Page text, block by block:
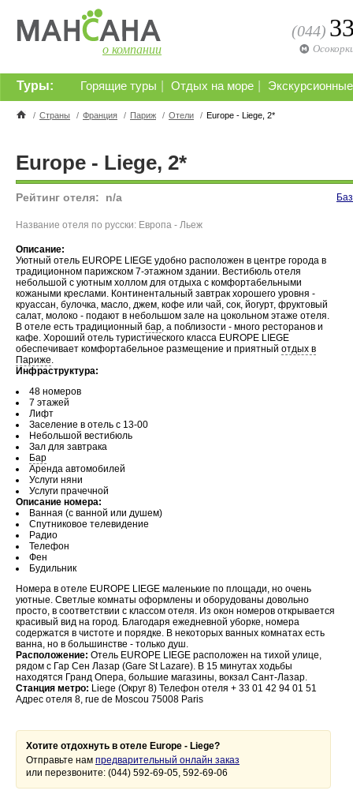
о компании
(044)
Горящие туры Отдых на море
Туры:
/ Страны / Франция / Париж / Отели / Europe - Liege, 2*
Europe - Liege, 2*
Рейтинг отеля: n/a
Название отеля по русски: Европа - Льеж
Описание:
Уютный отель EUROPE LIEGE удобно расположен в центре города в
традиционном парижском 7-этажном здании. Вестибюль отеля
небольшой с уютным холлом для отдыха с комфортабельными
кожаными креслами. Континентальный завтрак хорошего уровня -
круассан, булочка, масло, джем, кофе или чай, сок, йогурт, фруктовый
салат, молоко - подают в небольшом зале на цокольном этаже отеля.
В отеле есть традиционный бар, а поблизости - много ресторанов и
кафе. Хороший отель туристического класса EUROPE LIEGE
обеспечивает комфортабельное размещение и приятный отдых в
Париже.
Инфраструктура:
48 номеров
7 этажей
Лифт
Заселение в отель с 13-00
Небольшой вестибюль
Зал для завтрака
Бар
Аренда автомобилей
Услуги няни
Услуги прачечной
Описание номера:
Ванная (с ванной или душем)
Спутниковое телевидение
Радио
Телефон
Фен
Будильник
Номера в отеле EUROPE LIEGE маленькие по площади, но очень
уютные. Светлые комнаты оформлены и оборудованы довольно
просто, в соответствии с классом отеля. Из окон номеров открывается
красивый вид на город. Благодаря ежедневной уборке, номера
содержатся в чистоте и порядке. В некоторых ванных комнатах есть
ванна, но в большинстве - только душ.
Расположение: Отель EUROPE LIEGE расположен на тихой улице,
рядом с Гар Сен Лазар (Gare St Lazare). В 15 минутах ходьбы
находятся Гранд Опера, большие магазины, вокзал Сант-Лазар.
Станция метро: Liege (Округ 8) Телефон отеля + 33 01 42 94 01 51
Адрес отеля 8, rue de Moscou 75008 Paris
Хотите отдохнуть в отеле Europe - Liege?
Отправьте нам предварительный онлайн заказ
или перезвоните: (044) 592-69-05, 592-69-06